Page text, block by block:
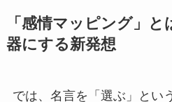
「感情マッピング」
器にする新発想
では、名言を「選ぶ」とい